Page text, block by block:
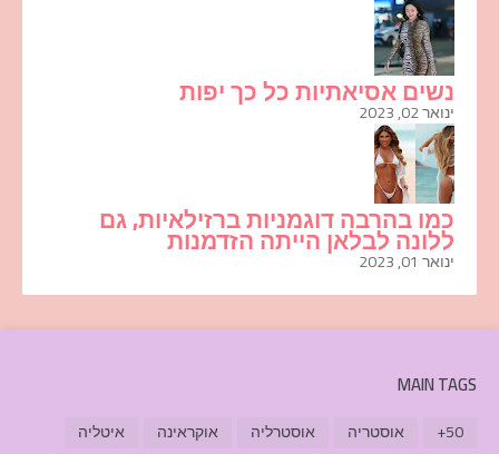
נשים אסיאתיות כל כך יפות
ינואר 02, 2023
כמו בהרבה דוגמניות ברזילאיות, גם
ללונה לבלאן הייתה הזדמנות
ינואר 01, 2023
MAIN TAGS
50+ אוסטריה אוסטרליה אוקראינה
איטליה